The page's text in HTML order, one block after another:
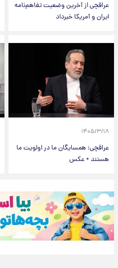
عراقچی از آخرین وضعیت تفاهم‌نامه
ایران و آمریکا خبرداد
۱۴۰۵/۳/۱۸
عراقچی: همسایگان ما در اولویت ما
هستند + عکس